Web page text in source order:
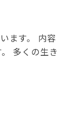
ます。 内容
多くの生き